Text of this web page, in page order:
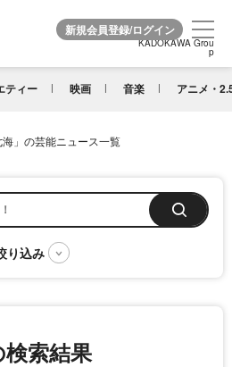
KADOKAWA Grou
p
ティー 映画 音楽 アニメ・
KADOKAWA Grou
p
海」の芸能ニュース一覧
検索結果